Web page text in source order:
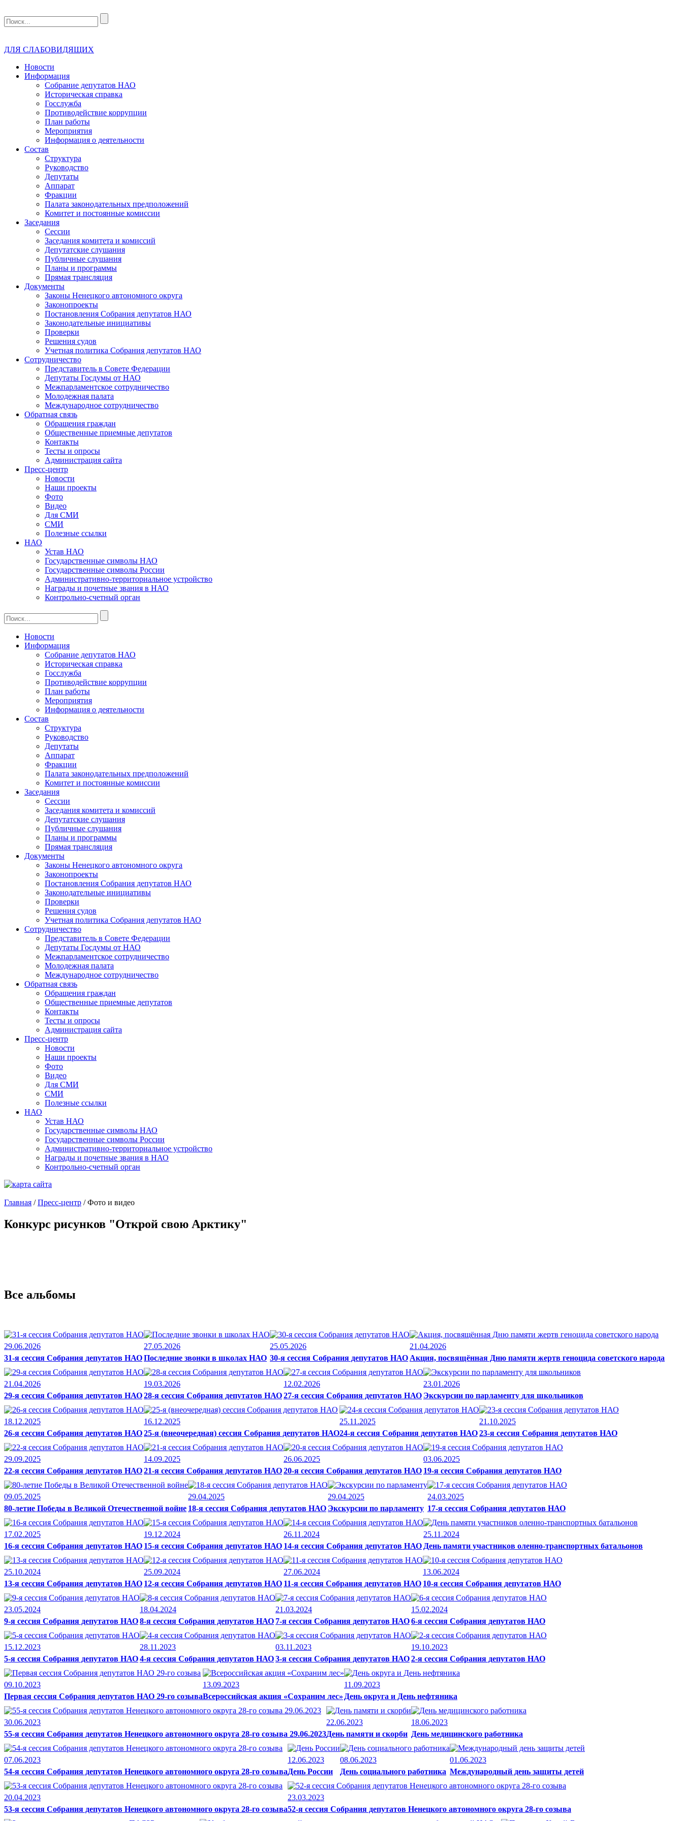
ДЛЯ СЛАБОВИДЯЩИХ
Новости
Информация
Собрание депутатов НАО
Историческая справка
Госслужба
Противодействие коррупции
План работы
Мероприятия
Информация о деятельности
Состав
Структура
Руководство
Депутаты
Аппарат
Фракции
Палата законодательных предположений
Комитет и постоянные комиссии
Заседания
Сессии
Заседания комитета и комиссий
Депутатские слушания
Публичные слушания
Планы и программы
Прямая трансляция
Документы
Законы Ненецкого автономного округа
Законопроекты
Постановления Собрания депутатов НАО
Законодательные инициативы
Проверки
Решения судов
Учетная политика Собрания депутатов НАО
Сотрудничество
Представитель в Совете Федерации
Депутаты Госдумы от НАО
Межпарламентское сотрудничество
Молодежная палата
Международное сотрудничество
Обратная cвязь
Обращения граждан
Общественные приемные депутатов
Контакты
Тесты и опросы
Администрация сайта
Пресс-центр
Новости
Наши проекты
Фото
Видео
Для СМИ
СМИ
Полезные ссылки
НАО
Устав НАО
Государственные символы НАО
Государственные символы России
Административно-территориальное устройство
Награды и почетные звания в НАО
Контрольно-счетный орган
Новости
Информация
Собрание депутатов НАО
Историческая справка
Госслужба
Противодействие коррупции
План работы
Мероприятия
Информация о деятельности
Состав
Структура
Руководство
Депутаты
Аппарат
Фракции
Палата законодательных предположений
Комитет и постоянные комиссии
Заседания
Сессии
Заседания комитета и комиссий
Депутатские слушания
Публичные слушания
Планы и программы
Прямая трансляция
Документы
Законы Ненецкого автономного округа
Законопроекты
Постановления Собрания депутатов НАО
Законодательные инициативы
Проверки
Решения судов
Учетная политика Собрания депутатов НАО
Сотрудничество
Представитель в Совете Федерации
Депутаты Госдумы от НАО
Межпарламентское сотрудничество
Молодежная палата
Международное сотрудничество
Обратная cвязь
Обращения граждан
Общественные приемные депутатов
Контакты
Тесты и опросы
Администрация сайта
Пресс-центр
Новости
Наши проекты
Фото
Видео
Для СМИ
СМИ
Полезные ссылки
НАО
Устав НАО
Государственные символы НАО
Государственные символы России
Административно-территориальное устройство
Награды и почетные звания в НАО
Контрольно-счетный орган
Главная /Пресс-центр /Фото и видео
Конкурс рисунков "Открой свою Арктику"
Все альбомы
29.06.2026
31-я сессия Собрания депутатов НАО
27.05.2026
Последние звонки в школах НАО
25.05.2026
30-я сессия Собрания депутатов НАО
21.04.2026
Акция, посвящённая Дню памяти жертв геноцида советского народа
21.04.2026
29-я сессия Собрания депутатов НАО
19.03.2026
28-я сессия Собрания депутатов НАО
12.02.2026
27-я сессия Собрания депутатов НАО
23.01.2026
Экскурсии по парламенту для школьников
18.12.2025
26-я сессия Собрания депутатов НАО
16.12.2025
25-я (внеочередная) сессия Собрания депутатов НАО
25.11.2025
24-я сессия Собрания депутатов НАО
21.10.2025
23-я сессия Собрания депутатов НАО
29.09.2025
22-я сессия Собрания депутатов НАО
14.09.2025
21-я сессия Собрания депутатов НАО
26.06.2025
20-я сессия Собрания депутатов НАО
03.06.2025
19-я сессия Собрания депутатов НАО
09.05.2025
80-летие Победы в Великой Отечественной войне
29.04.2025
18-я сессия Собрания депутатов НАО
29.04.2025
Экскурсии по парламенту
24.03.2025
17-я сессия Собрания депутатов НАО
17.02.2025
16-я сессия Собрания депутатов НАО
19.12.2024
15-я сессия Собрания депутатов НАО
26.11.2024
14-я сессия Собрания депутатов НАО
25.11.2024
День памяти участников оленно-транспортных батальонов
25.10.2024
13-я сессия Собрания депутатов НАО
25.09.2024
12-я сессия Собрания депутатов НАО
27.06.2024
11-я сессия Собрания депутатов НАО
13.06.2024
10-я сессия Собрания депутатов НАО
23.05.2024
9-я сессия Собрания депутатов НАО
18.04.2024
8-я сессия Собрания депутатов НАО
21.03.2024
7-я сессия Собрания депутатов НАО
15.02.2024
6-я сессия Собрания депутатов НАО
15.12.2023
5-я сессия Собрания депутатов НАО
28.11.2023
4-я сессия Собрания депутатов НАО
03.11.2023
3-я сессия Собрания депутатов НАО
19.10.2023
2-я сессия Собрания депутатов НАО
09.10.2023
Первая сессия Собрания депутатов НАО 29-го созыва
13.09.2023
Всероссийская акция «Сохраним лес»
11.09.2023
День округа и День нефтяника
30.06.2023
55-я сессия Собрания депутатов Ненецкого автономного округа 28-го созыва 29.06.2023
22.06.2023
День памяти и скорби
18.06.2023
День медицинского работника
07.06.2023
54-я сессия Собрания депутатов Ненецкого автономного округа 28-го созыва
12.06.2023
День России
08.06.2023
День социального работника
01.06.2023
Международный день защиты детей
20.04.2023
53-я сессия Собрания депутатов Ненецкого автономного округа 28-го созыва
23.03.2023
52-я сессия Собрания депутатов Ненецкого автономного округа 28-го созыва